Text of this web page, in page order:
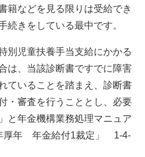
籍などを見る限りは受給でき
続きをしている最中です。
別児童扶養手当支給にかかる
は、当該診断書ですでに障害
ていることを踏まえ、診断書
・審査を行うこととし、必要
と年金機構業務処理マニュア
厚年 年金給付1 裁定」 1-4-